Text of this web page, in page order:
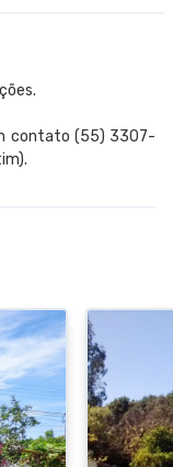
contato (55) 3307-